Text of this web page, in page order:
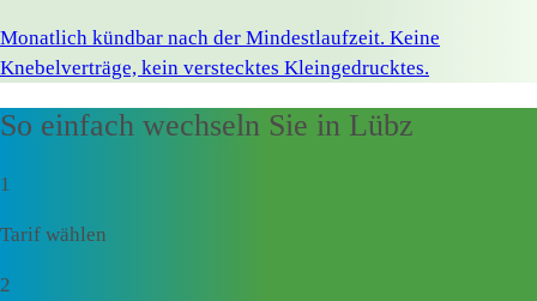
Monatlich kündbar nach der Mindestlaufzeit. Keine
Knebelverträge, kein verstecktes Kleingedrucktes.
So einfach wechseln Sie in Lübz
1
Tarif wählen
2